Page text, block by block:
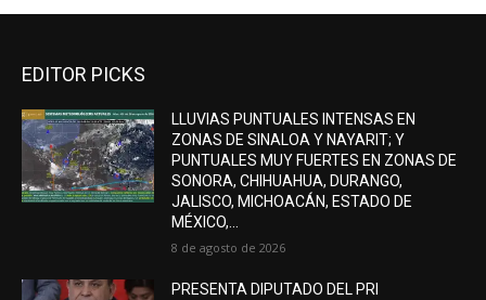
EDITOR PICKS
LLUVIAS PUNTUALES INTENSAS EN
ZONAS DE SINALOA Y NAYARIT; Y
PUNTUALES MUY FUERTES EN ZONAS DE
SONORA, CHIHUAHUA, DURANGO,
JALISCO, MICHOACÁN, ESTADO DE
MÉXICO,...
8 de agosto de 2026
PRESENTA DIPUTADO DEL PRI